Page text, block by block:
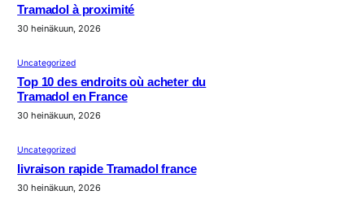
Tramadol à proximité
30 heinäkuun, 2026
Uncategorized
Top 10 des endroits où acheter du
Tramadol en France
30 heinäkuun, 2026
Uncategorized
livraison rapide Tramadol france
30 heinäkuun, 2026